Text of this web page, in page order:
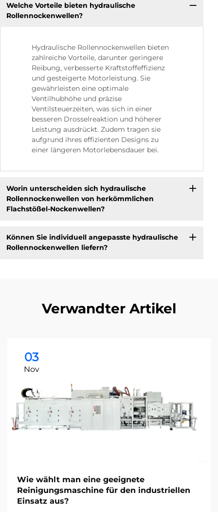
Welche Vorteile bieten hydraulische
Rollennockenwellen?
Hydraulische Rollennockenwellen bieten
zahlreiche Vorteile, darunter geringere
Reibung, verbesserte Kraftstoffeffizienz
und gesteigerte Motorleistung. Sie
gewährleisten eine optimale
Ventilhubhöhe und präzise
Ventilsteuerzeiten, was sich in einer
besseren Drosselreaktion und höherer
Leistung ausdrückt. Zudem tragen sie
aufgrund ihres effizienten Designs zu
einer längeren Motorlebensdauer bei.
Worin unterscheiden sich hydraulische
Rollennockenwellen von herkömmlichen
Flachstößel-Nockenwellen?
Können Sie individuell angepasste hydraulische
Rollennockenwellen liefern?
Verwandter Artikel
03
Nov
Wie wählt man eine geeignete
Reinigungsmaschine für den industriellen
Einsatz aus?